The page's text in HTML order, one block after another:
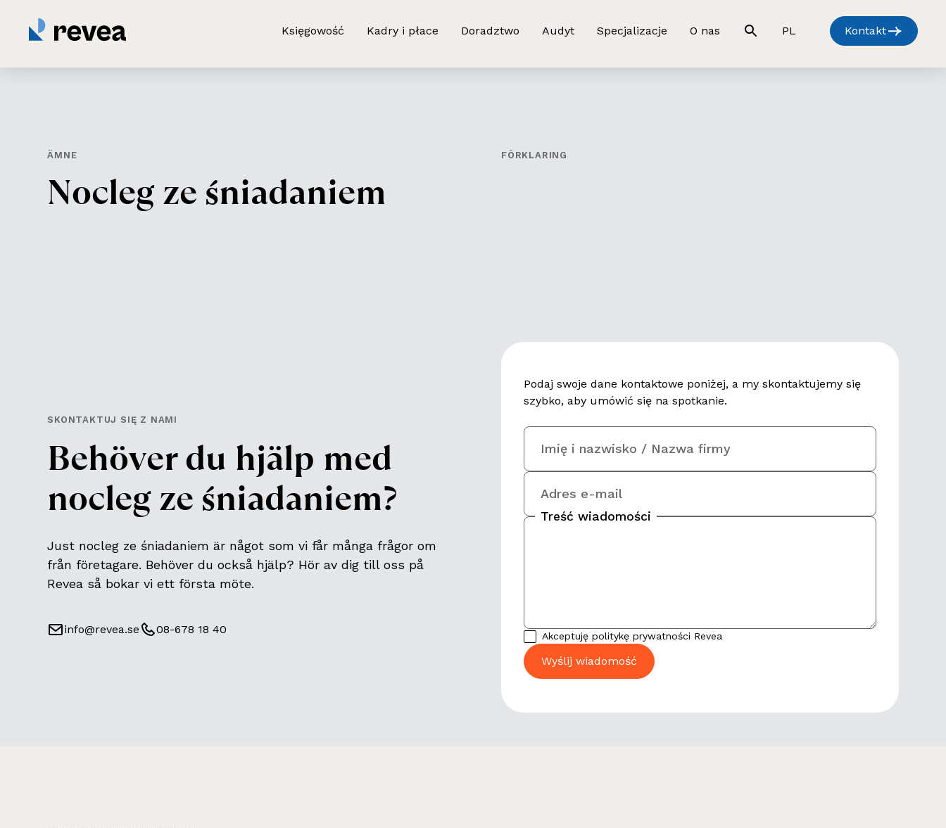
Księgowość Kadry i płace Doradztwo Audyt Specjalizacje O nas PL Kontakt
ÄMNE
Nocleg ze śniadaniem
FÖRKLARING
SKONTAKTUJ SIĘ Z NAMI
Behöver du hjälp med
nocleg ze śniadaniem?
Just nocleg ze śniadaniem är något som vi får många frågor om
från företagare. Behöver du också hjälp? Hör av dig till oss på
Revea så bokar vi ett första möte.
info@revea.se 08-678 18 40
Podaj swoje dane kontaktowe poniżej, a my skontaktujemy się
szybko, aby umówić się na spotkanie.
Imię i nazwisko / Nazwa firmy
Adres e-mail
Treść wiadomości
Akceptuję politykę prywatności Revea